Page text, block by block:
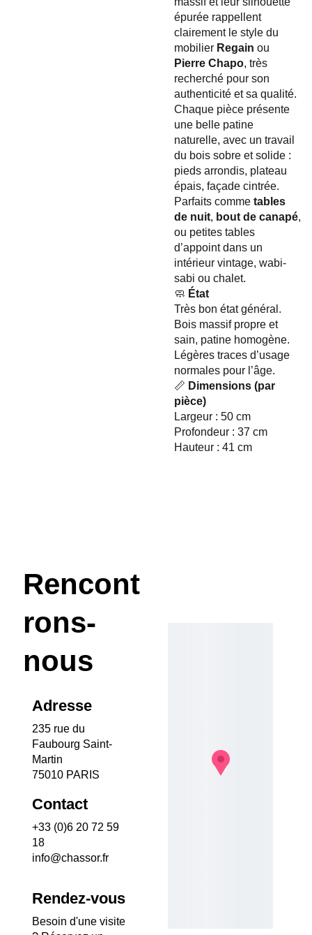
épurée rappellent
clairement le style du
mobilier Regain ou
Pierre Chapo, très
recherché pour son
authenticité et sa qualité.
Chaque pièce présente
une belle patine
naturelle, avec un travail
du bois sobre et solide :
pieds arrondis, plateau
épais, façade cintrée.
Parfaits comme tables
de nuit, bout de canapé,
ou petites tables
d’appoint dans un
intérieur vintage, wabi-
sabi ou chalet.
🧼 État
Très bon état général.
Bois massif propre et
sain, patine homogène.
Légères traces d’usage
normales pour l’âge.
📏 Dimensions (par
pièce)
Largeur : 50 cm
Profondeur : 37 cm
Hauteur : 41 cm
Rencont
rons-
nous
Adresse
235 rue du
Faubourg Saint-
Martin
75010 PARIS
Contact
+33 (0)6 20 72 59
18
info@chassor.fr
Rendez-vous
Besoin d'une visite